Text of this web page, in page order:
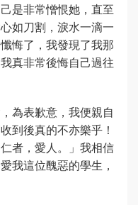
是非常憎恨她，直至
如刀割，淚水一滴一
悔了，我發現了我那
真非常後悔自己過往
為表歉意，我便親自
到後真的不亦樂乎！
者，愛人。」我相信
我這位醜惡的學生，